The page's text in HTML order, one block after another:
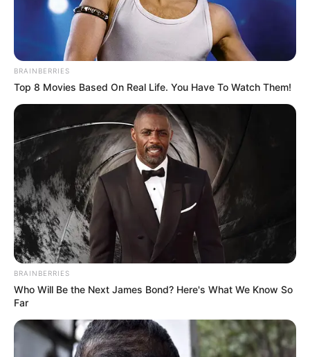
BALLINA FUTBOLL SHQIPTAR
KAT. SUPERIORE
SUPERIORE STATIKE
Daja: Një bravo të madhe çunave,
Koliçi i shkëlqyer!
April 14, 2019 Sport Ekspres
Trajneri i Flamurtarit, Ilir Daja ka folur për “Supersport” pas
ndeshjes së fituar ndaj Kukësit, ku u shpreh shumë i
kënaqur me atë që dhanë djemtë e tij në fushën e lojës.
BRAINBERRIES
Top 8 Movies Based On Real Life. You Have To Watch Them!
BRAINBERRIES
Who Will Be the Next James Bond? Here's What We Know So
Far